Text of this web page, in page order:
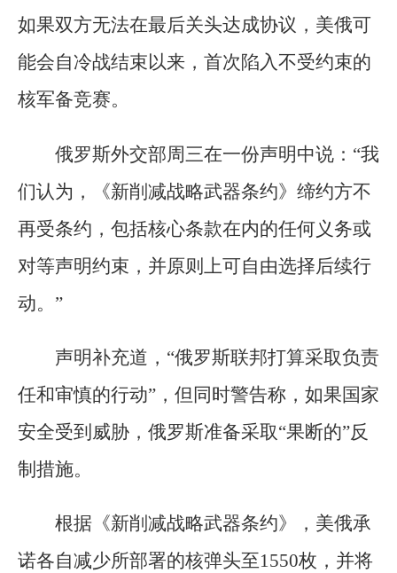
如果双方无法在最后关头达成协议，美俄可
能会自冷战结束以来，首次陷入不受约束的
核军备竞赛。
俄罗斯外交部周三在一份声明中说：“我
们认为，《新削减战略武器条约》缔约方不
再受条约，包括核心条款在内的任何义务或
对等声明约束，并原则上可自由选择后续行
动。”
声明补充道，“俄罗斯联邦打算采取负责
任和审慎的行动”，但同时警告称，如果国家
安全受到威胁，俄罗斯准备采取“果断的”反
制措施。
根据《新削减战略武器条约》，美俄承
诺各自减少所部署的核弹头至1550枚，并将